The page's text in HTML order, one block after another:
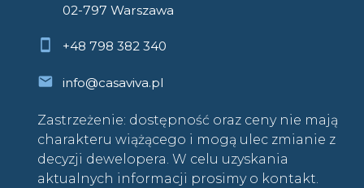
02-797 Warszawa
+48 798 382 340
info@casaviva.pl
Zastrzeżenie: dostępność oraz ceny nie mają
charakteru wiążącego i mogą ulec zmianie z
decyzji dewelopera. W celu uzyskania
aktualnych informacji prosimy o kontakt.